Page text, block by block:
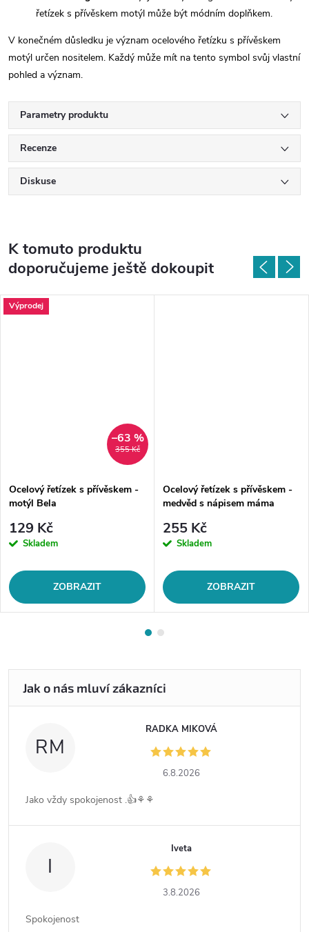
řetízek s přívěskem motýl může být módním doplňkem.
V konečném důsledku je význam ocelového řetízku s přívěskem
motýl určen nositelem. Každý může mít na tento symbol svůj vlastní
pohled a význam.
Parametry produktu
Recenze
Diskuse
K tomuto produktu
doporučujeme ještě dokoupit
Výprodej
355 Kč
–63 %
Ocelový řetízek s přívěskem -
motýl Bela
129 Kč
Skladem
ZOBRAZIT
Ocelový řetízek s přívěskem -
medvěd s nápisem máma
255 Kč
Skladem
ZOBRAZIT
RM
RADKA MIKOVÁ
6.8.2026
Jako vždy spokojenost .👍⚘️⚘️
I
Iveta
3.8.2026
Spokojenost